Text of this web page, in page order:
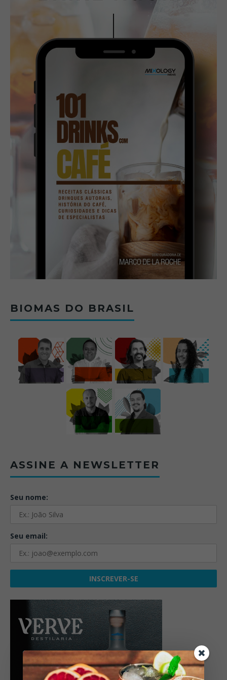
BIOMAS DO BRASIL
ASSINE A NEWSLETTER
Seu nome:
Seu email: